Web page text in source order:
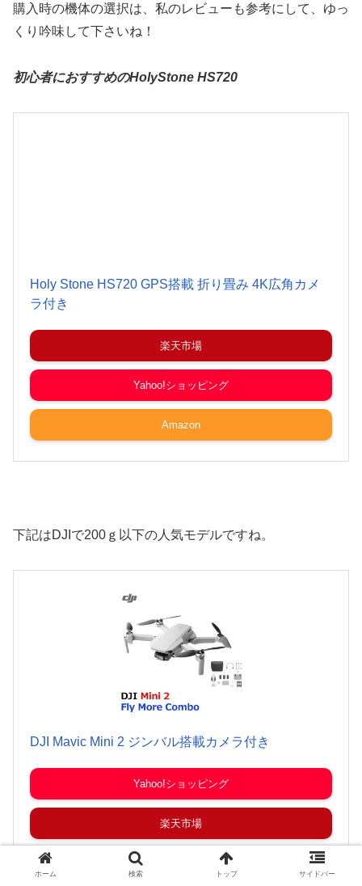
購入時の機体の選択は、私のレビューも参考にして、ゆっ
くり吟味して下さいね！
初心者におすすめのHolyStone HS720
Holy Stone HS720 GPS搭載 折り畳み 4K広角カメ
ラ付き
楽天市場
Yahoo!ショッピング
Amazon
下記はDJIで200ｇ以下の人気モデルですね。
DJI Mavic Mini 2 ジンバル搭載カメラ付き
Yahoo!ショッピング
楽天市場
ホーム 検索 トップ サイドバー